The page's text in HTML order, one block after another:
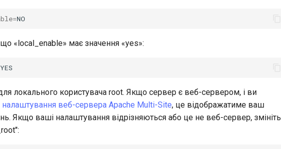
=
«local_enable» має значення «yes»:
локального користувача root. Якщо сервер є веб-сервером, і ви
налаштування веб-сервера Apache Multi-Site, це відображатиме ваш
Якщо ваші налаштування відрізняються або це не веб-сервер, змініть